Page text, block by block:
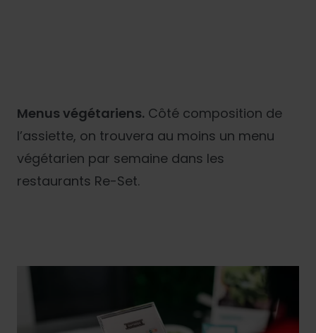
Menus végétariens. Côté composition de
l’assiette, on trouvera au moins un menu
végétarien par semaine dans les
restaurants Re-Set.